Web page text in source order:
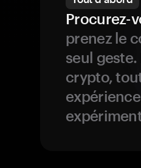
Procurez-
prenez le
seul
crypto,